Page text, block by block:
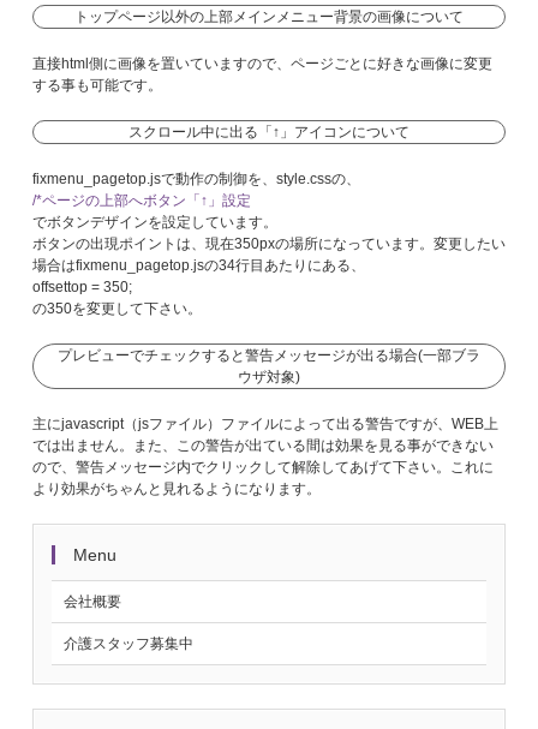
トップページ以外の上部メインメニュー背景の画像について
直接html側に画像を置いていますので、ページごとに好きな画像に変更
する事も可能です。
スクロール中に出る「↑」アイコンについて
fixmenu_pagetop.jsで動作の制御を、style.cssの、
/*ページの上部へボタン「↑」設定
でボタンデザインを設定しています。
ボタンの出現ポイントは、現在350pxの場所になっています。変更したい
場合はfixmenu_pagetop.jsの34行目あたりにある、
offsettop = 350;
の350を変更して下さい。
プレビューでチェックすると警告メッセージが出る場合(一部ブラ
ウザ対象)
主にjavascript（jsファイル）ファイルによって出る警告ですが、WEB上
では出ません。また、この警告が出ている間は効果を見る事ができない
ので、警告メッセージ内でクリックして解除してあげて下さい。これに
より効果がちゃんと見れるようになります。
Menu
会社概要
介護スタッフ募集中